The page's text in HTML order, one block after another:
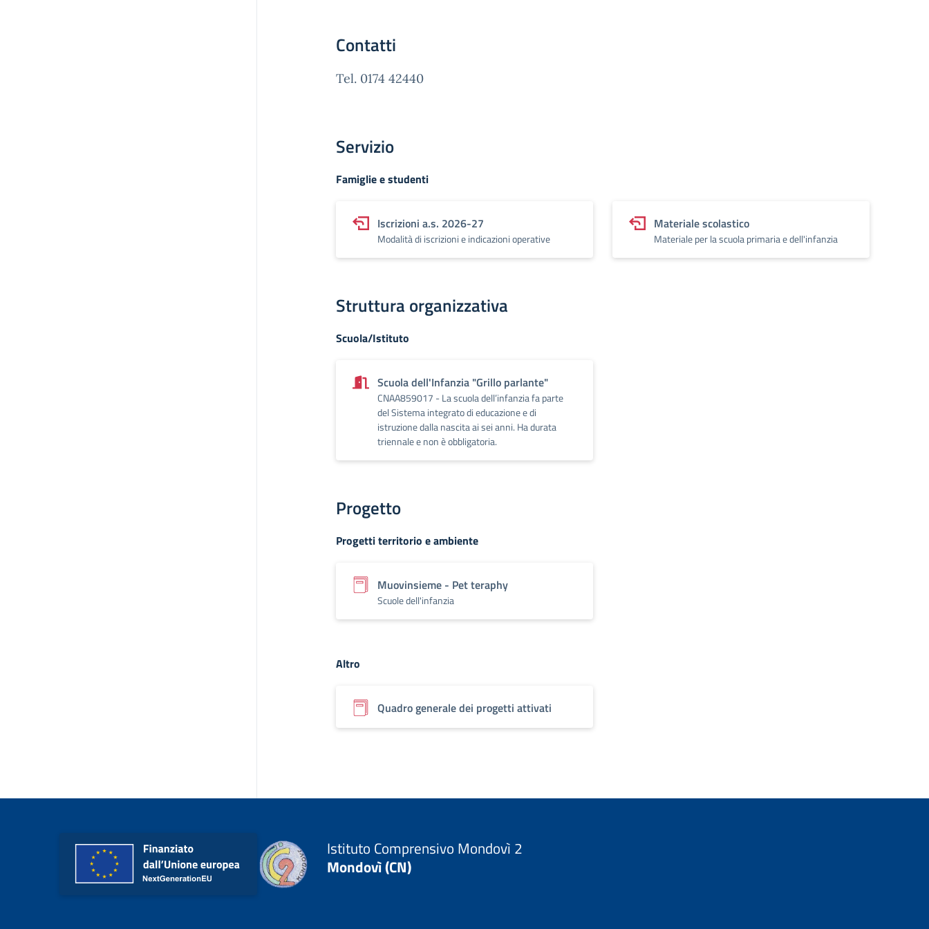
Contatti
Tel. 0174 42440
Servizio
Famiglie e studenti
Iscrizioni a.s. 2026-27
Modalità di iscrizioni e indicazioni operative
Materiale scolastico
Materiale per la scuola primaria e dell'infanzia
Struttura organizzativa
Scuola/Istituto
Scuola dell'Infanzia "Grillo parlante"
CNAA859017 - La scuola dell’infanzia fa parte
del Sistema integrato di educazione e di
istruzione dalla nascita ai sei anni. Ha durata
triennale e non è obbligatoria.
Progetto
Progetti territorio e ambiente
Muovinsieme - Pet teraphy
Scuole dell'infanzia
Altro
Quadro generale dei progetti attivati
Istituto Comprensivo Mondovì 2
Mondovì (CN)